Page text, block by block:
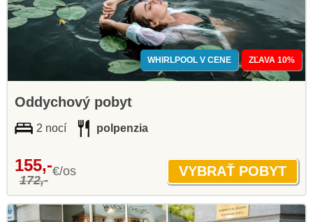
WHIRLPOOL V CENE ZĽAVA 10%
Oddychový pobyt
2 nocí polpenzia
155,-
172,-
€/os